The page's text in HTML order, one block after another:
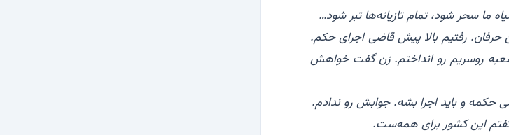
ما سحر شود، تمام تازیانه‌ها تبر شود…
حرفان. رفتیم بالا پیش قاضی اجرای حکم.
روسریم رو انداختم. زن گفت خواهش
حکمه و باید اجرا بشه. جوابش رو ندادم.
گفتم این کشور برای همه‌ست‌.